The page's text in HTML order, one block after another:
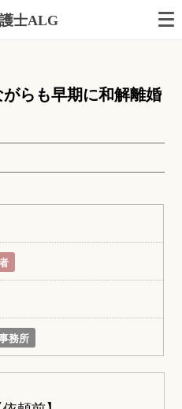
士ALG
らも早期に和解離婚
務所